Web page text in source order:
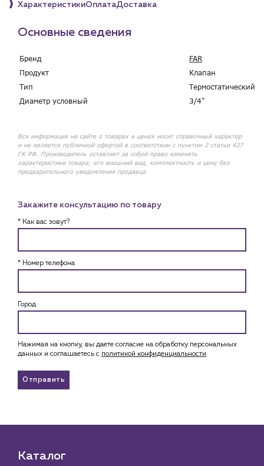
ХарактеристикиОплатаДоставка
Основные сведения
Бренд
FAR
Продукт
Клапан
Тип
Термостатический
Диаметр условный
3/4"
Вся информация на сайте о товарах и ценах носит справочный характер
и не является публичной офертой в соответствии с пунктом 2 статьи 437
ГК РФ. Производитель оставляет за собой право изменять
характеристики товара, его внешний вид, комплектность и цену без
предварительного уведомления продавца
Закажите консультацию по товару
* Как вас зовут?
* Номер телефона
Город
Нажимая на кнопку, вы даете согласие на обработку персональных
данных и соглашаетесь c политикой конфиденциальности
Отправить
Каталог